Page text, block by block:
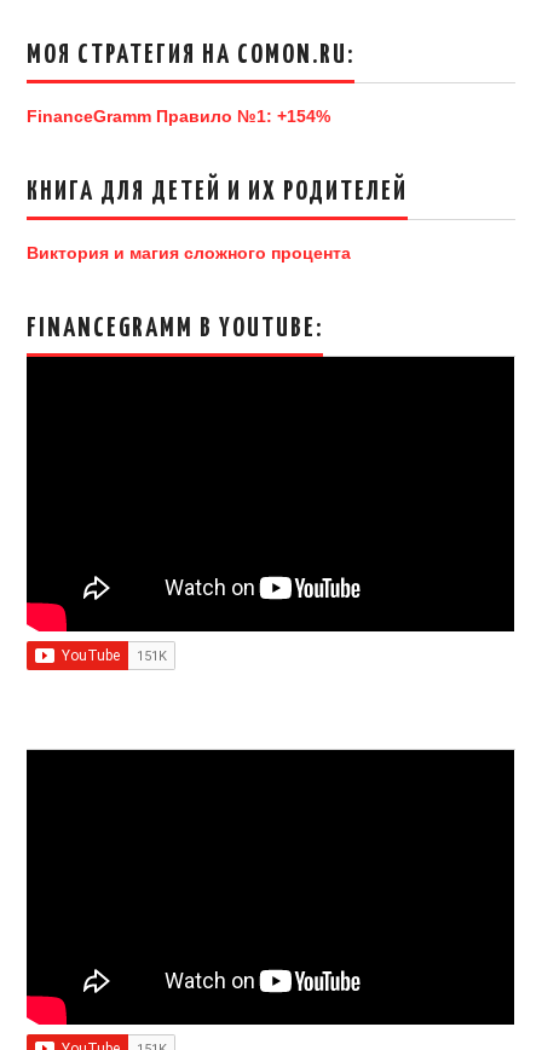
МОЯ СТРАТЕГИЯ НА COMON.RU:
FinanceGramm Правило №1: +154%
КНИГА ДЛЯ ДЕТЕЙ И ИХ РОДИТЕЛЕЙ
Виктория и магия сложного процента
FINANCEGRAMM В YOUTUBE: